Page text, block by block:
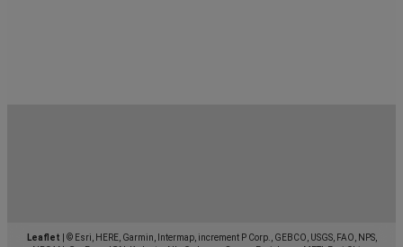
Leaflet
© Esri, HERE, Garmin, Intermap, increment P Corp., GEBCO, USGS, FAO, NPS,